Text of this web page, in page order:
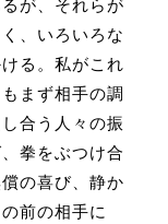
が、それらが
、いろいろな
る。私がこれ
まず相手の調
合う人々の振
拳をぶつけ合
の喜び、静か
前の相手に